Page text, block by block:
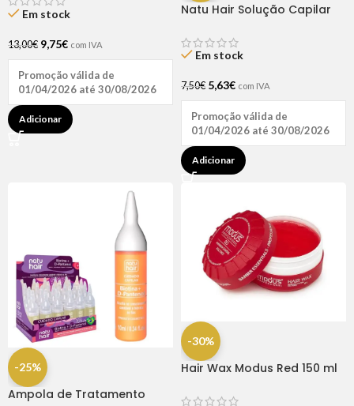
Em stock
13,00€ 9,75€ com IVA
Promoção válida de
01/04/2026 até 30/08/2026
Adicionar
Natu Hair Solução Capilar
Em stock
7,50€ 5,63€ com IVA
Promoção válida de
01/04/2026 até 30/08/2026
Adicionar
-25%
Ampola de Tratamento
-30%
Hair Wax Modus Red 150 ml